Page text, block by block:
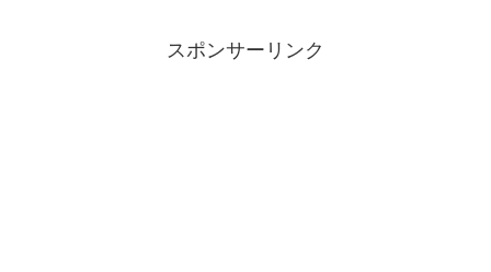
スポンサーリンク